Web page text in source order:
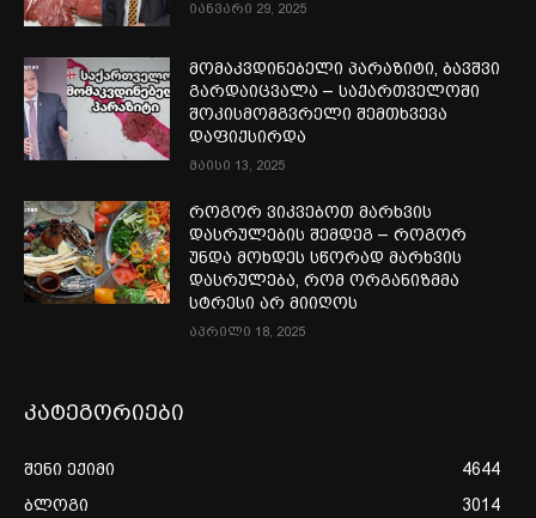
იანვარი 29, 2025
მომაკვდინებელი პარაზიტი, ბავშვი
გარდაიცვალა – საქართველოში
შოკისმომგვრელი შემთხვევა
დაფიქსირდა
მაისი 13, 2025
როგორ ვიკვებოთ მარხვის
დასრულების შემდეგ – როგორ
უნდა მოხდეს სწორად მარხვის
დასრულება, რომ ორგანიზმმა
სტრესი არ მიიღოს
აპრილი 18, 2025
კატეგორიები
შენი ექიმი
4644
ბლოგი
3014